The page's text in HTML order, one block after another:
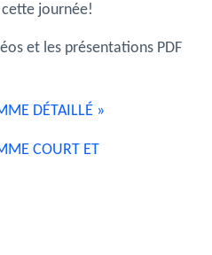
journée!
et les présentations PDF
DÉTAILLÉ »
COURT ET